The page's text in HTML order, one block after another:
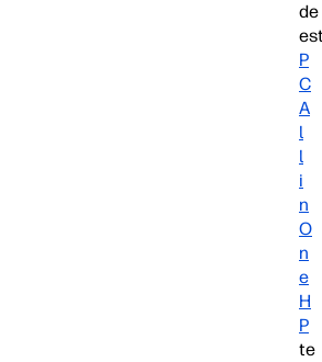
de
P
C
A
l
l
i
n
O
n
e
H
P
te